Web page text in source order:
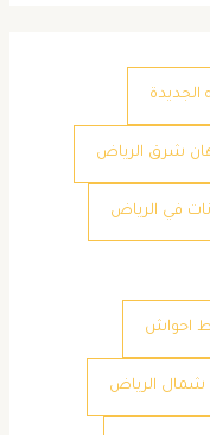
الجديدة
شرق الرياض
في الرياض
احواش
شمال الرياض